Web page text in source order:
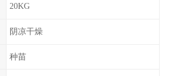
20KG
阴凉干燥
种苗